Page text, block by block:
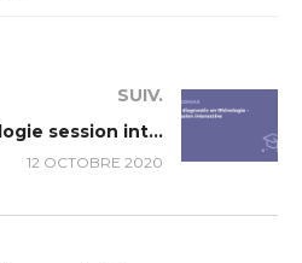
SUIV.
Le diagnostic en Rhinologie session interactive
12 OCTOBRE 2020